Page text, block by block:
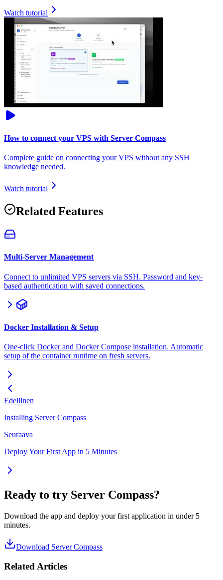
Watch tutorial
How to connect your VPS with Server Compass
Complete guide on connecting your VPS without any SSH
knowledge needed.
Watch tutorial
Related Features
Multi-Server Management
Connect to unlimited VPS servers via SSH. Password and key-
based authentication with saved connections.
Docker Installation & Setup
One-click Docker and Docker Compose installation. Automatic
setup of the container runtime on fresh servers.
Edellinen
Installing Server Compass
Seuraava
Deploy Your First App in 5 Minutes
Ready to try Server Compass?
Download the app and deploy your first application in under 5
minutes.
Download Server Compass
Related Articles